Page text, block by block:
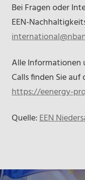
Bei Fragen oder
EEN-
Alle Informationen
Calls finden Sie
https://eenergy-
Quelle:EEN